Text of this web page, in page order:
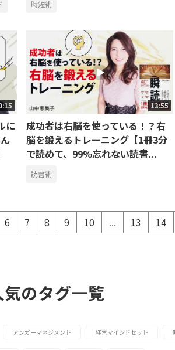
時短術
に
13:55
成功者は右脳を使っている！？右
脳を鍛えるトレーニング【1冊3分
で読めて、99%忘れない読書...
読書術
6 7 8 9 10 ... 13 14
気のタグ一覧
アンガーマネジメント 経営マインドセット